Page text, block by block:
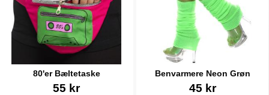
80'er Bæltetaske
Varenr 8821255 kr
Benvarmere Neon Grøn
Varenr 1071745 kr